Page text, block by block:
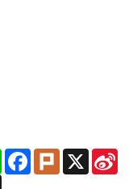
Line Facebook
PlurkX
Threads